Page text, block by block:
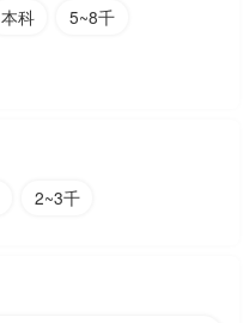
本科
5~8千
2~3千